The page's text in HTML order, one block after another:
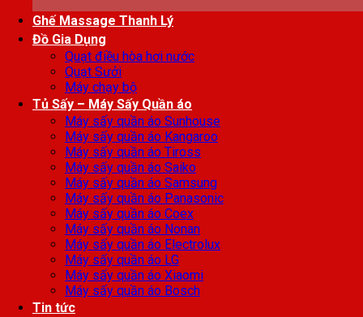
Ghế Massage Thanh Lý
Đồ Gia Dụng
Quạt điều hòa hơi nước
Quạt Sưởi
Máy chạy bộ
Tủ Sấy – Máy Sấy Quần áo
Máy sấy quần áo Sunhouse
Máy sấy quần áo Kangaroo
Máy sấy quần áo Tiross
Máy sấy quần áo Saiko
Máy sấy quần áo Samsung
Máy sấy quần áo Panasonic
Máy sấy quần áo Coex
Máy sấy quần áo Nonan
Máy sấy quần áo Electrolux
Máy sấy quần áo LG
Máy sấy quần áo Xiaomi
Máy sấy quần áo Bosch
Tin tức